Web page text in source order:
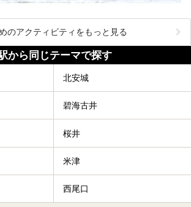
のアクティビティをもっと見る
から同じテーマで探す
北安城
碧海古井
桜井
米津
西尾口